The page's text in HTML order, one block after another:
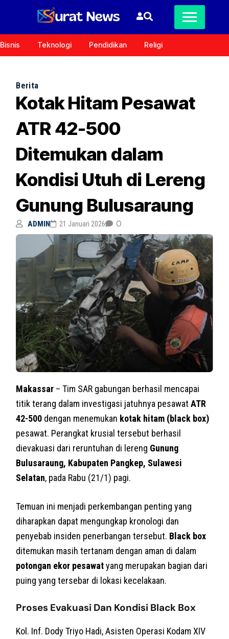
Bisnis Teknologi Pendidikan Religi
Berita
Kotak Hitam Pesawat
ATR 42-500
Ditemukan dalam
Kondisi Utuh di Lereng
Gunung Bulusaraung
ADMIN 21 Januari 2026 0
Makassar – Tim SAR gabungan berhasil mencapai
titik terang dalam investigasi jatuhnya pesawatATR
42-500 dengan menemukan kotak hitam (black box)
pesawat. Perangkat krusial tersebut berhasil
dievakuasi dari reruntuhan di lereng Gunung
Bulusaraung, Kabupaten Pangkep, Sulawesi
Selatan, pada Rabu (21/1) pagi.
Temuan ini menjadi perkembangan penting yang
diharapkan dapat mengungkap kronologi dan
penyebab insiden penerbangan tersebut. Black box
ditemukan masih tertanam dengan aman di dalam
potongan ekor pesawatyang merupakan bagian dari
puing yang tersebar di lokasi kecelakaan.
Proses Evakuasi Dan Kondisi Black Box
Kol. Inf. Dody Triyo Hadi, Asisten Operasi Kodam XIV